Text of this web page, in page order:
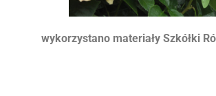
wykorzystano materiały Szkółki